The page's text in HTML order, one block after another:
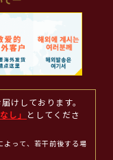
けしております。
し」
としてくださ
って、若干前後する場